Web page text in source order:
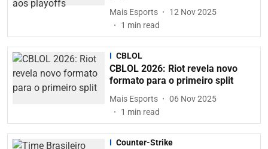
Mais Esports
12 Nov 2025
1 min read
CBLOL
CBLOL 2026: Riot revela novo
formato para o primeiro split
Mais Esports
06 Nov 2025
1 min read
Counter-Strike